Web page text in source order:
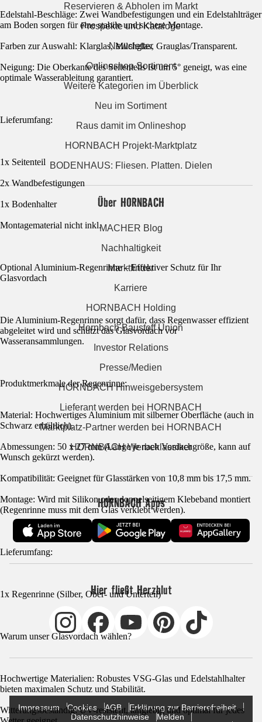
Edelstahl-Beschläge: Zwei Wandbefestigungen und ein Edelstahlträger
am Boden sorgen für eine stabile und sichere Montage.
Farben zur Auswahl: Klarglas, Milchglas, Grauglas/Transparent.
Neigung: Die Oberkante des Seitenteils ist um 5° geneigt, was eine
optimale Wasserableitung garantiert.
Lieferumfang:
1x Seitenteil
2x Wandbefestigungen
1x Bodenhalter
Montagematerial nicht inkl.
Optional Aluminium-Regenrinne – Effektiver Schutz für Ihr
Glasvordach
Die Aluminium-Regenrinne sorgt dafür, dass Regenwasser effizient
abgeleitet wird und schützt das Glasvordach vor
Wasseransammlungen.
Produktmerkmale der Regenrinne:
Material: Hochwertiges Aluminium mit silberner Oberfläche (auch in
Schwarz erhältlich).
Abmessungen: 50 x 27 mm (Länge je nach Vordachgröße, kann auf
Wunsch gekürzt werden).
Kompatibilität: Geeignet für Glasstärken von 10,8 mm bis 17,5 mm.
Montage: Wird mit Silikon oder doppelseitigem Klebeband montiert
(Regenrinne muss mit dem Glas verklebt werden).
Lieferumfang:
1x Regenrinne (Silber, Ober- und Unterteil)
Warum unser Glasvordach wählen?
Hochwertige Materialien: Robustes VSG-Glas und Edelstahlhalter
bieten maximalen Schutz und Stabilität.
Witterungsbeständig: UV-resistent, langlebig und optimal für jedes
Reservieren & Abholen im Markt
Prospekte und Kataloge
Newsletter
Onlineshop Sortiment
Weitere Kategorien im Überblick
Neu im Sortiment
Raus damit im Onlineshop
HORNBACH Projekt-Marktplatz
BODENHAUS: Fliesen. Platten. Dielen
Über HORNBACH
MACHER Blog
Nachhaltigkeit
Marktfinder
Karriere
HORNBACH Holding
Hornbach Baustoff Union
Investor Relations
Presse/Medien
HORNBACH Hinweisgebersystem
Lieferant werden bei HORNBACH
Marktplatz-Partner werden bei HORNBACH
HORNBACH Werbeklassiker
HORNBACH Apps
Hier fließt Herzblut
Impressum Cookies AGB
Erklärung zur Barrierefreiheit
Datenschutzhinweise
Melden